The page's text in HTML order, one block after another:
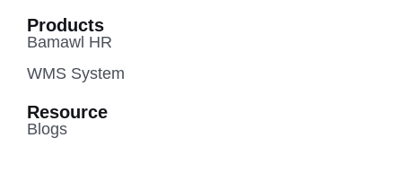
Products
Bamawl HR
WMS System
Resource
Blogs